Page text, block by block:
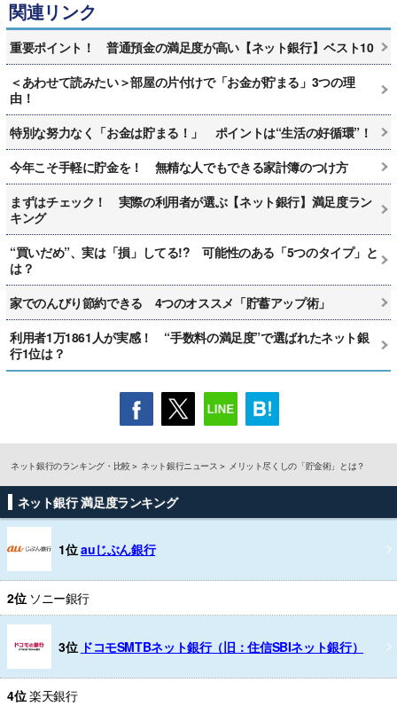
関連リンク
重要ポイント！ 普通預金の満足度が高い【ネット銀行】ベスト10
＜あわせて読みたい＞部屋の片付けで「お金が貯まる」3つの理
由！
特別な努力なく「お金は貯まる！」 ポイントは“生活の好循環”！
今年こそ手軽に貯金を！ 無精な人でもできる家計簿のつけ方
まずはチェック！ 実際の利用者が選ぶ【ネット銀行】満足度ラン
キング
“買いだめ”、実は「損」してる!? 可能性のある「5つのタイプ」と
は？
家でのんびり節約できる 4つのオススメ「貯蓄アップ術」
利用者1万1861人が実感！ “手数料の満足度”で選ばれたネット銀
行1位は？
ネット銀行のランキング・比較 ネット銀行ニュース メリット尽くしの「貯金術」とは？
ネット銀行 満足度ランキング
1位auじぶん銀行
2位 ソニー銀行
3位 ドコモSMTBネット銀行（旧：住信SBIネット銀行）
4位楽天銀行